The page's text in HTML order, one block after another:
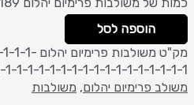
הוספה לסל
מק"ט
משולבות
1-1-1-1-1-1-1-1-1-1-1-1-1-1-1-1-1
משולב פרימיום יהלום, משולבות